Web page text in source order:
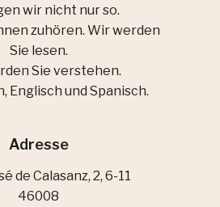
wir nicht nur so.
zuhören. Wir werden
Sie lesen.
Sie verstehen.
Englisch und Spanisch.
Adresse
de Calasanz, 2, 6-11
46008